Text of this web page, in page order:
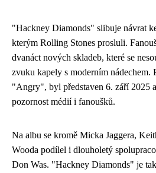
"Hackney Diamonds" slibuje návrat
kterým Rolling Stones prosluli.
dvanáct nových skladeb, které se
zvuku kapely s moderním nádechem.
"Angry", byl představen 6. září 2025
pozornost médií i fanoušků.
Na albu se kromě Micka Jaggera,
Wooda podílel i dlouholetý
Don Was. "Hackney Diamonds" je